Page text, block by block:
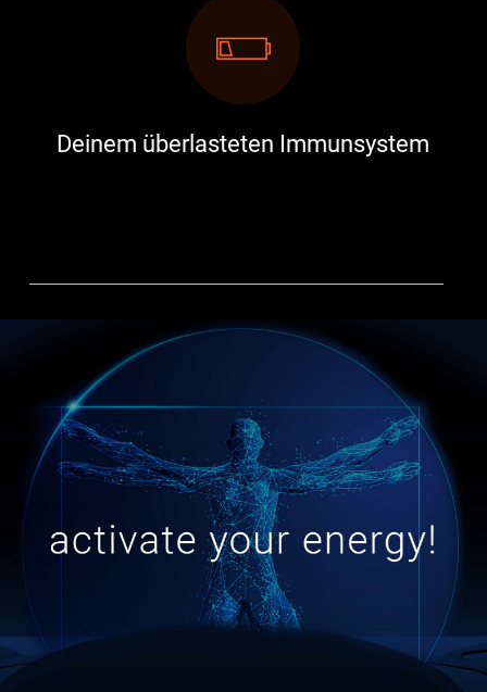
Deinem überlasteten Immunsystem